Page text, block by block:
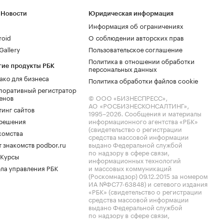
продукты РБК
для бизнеса
регистратор
сайтов
знакомств podbor.ru
управления РБК
Юридическая информация
Информация об ограничениях
О соблюдении авторских прав
Пользовательское соглашение
Политика в отношении обработки
персональных данных
Политика обработки файлов cookie
© ООО «БИЗНЕСПРЕСС»,
АО «РОСБИЗНЕСКОНСАЛТИНГ»,
1995–2026. Сообщения и материалы
информационного агентства «РБК»
(свидетельство о регистрации
средства массовой информации
выдано Федеральной службой
по надзору в сфере связи,
информационных технологий
и массовых коммуникаций
(Роскомнадзор) 09.12.2015 за номером
ИА №ФС77-63848) и сетевого издания
«РБК» (свидетельство о регистрации
средства массовой информации
выдано Федеральной службой
по надзору в сфере связи,